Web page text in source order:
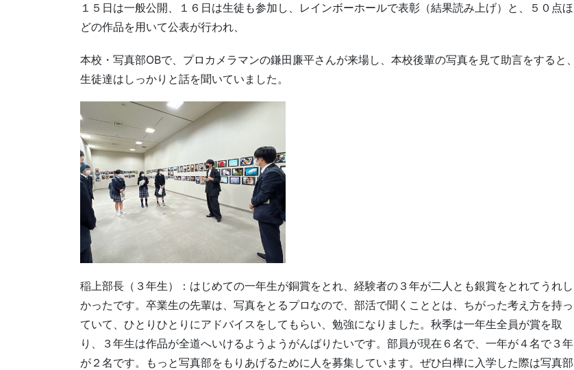
１５日は一般公開、１６日は生徒も参加し、レインボーホールで表彰（結果読み上げ）と、５０点ほ
どの作品を用いて公表が行われ、
本校・写真部OBで、プロカメラマンの鎌田廉平さんが来場し、本校後輩の写真を見て助言をすると、
生徒達はしっかりと話を聞いていました。
稲上部長（３年生）：はじめての一年生が銅賞をとれ、経験者の３年が二人とも銀賞をとれてうれし
かったです。卒業生の先輩は、写真をとるプロなので、部活で聞くこととは、ちがった考え方を持っ
ていて、ひとりひとりにアドバイスをしてもらい、勉強になりました。秋季は一年生全員が賞を取
り、３年生は作品が全道へいけるようようがんばりたいです。部員が現在６名で、一年が４名で３年
が２名です。もっと写真部をもりあげるために人を募集しています。ぜひ白樺に入学した際は写真部